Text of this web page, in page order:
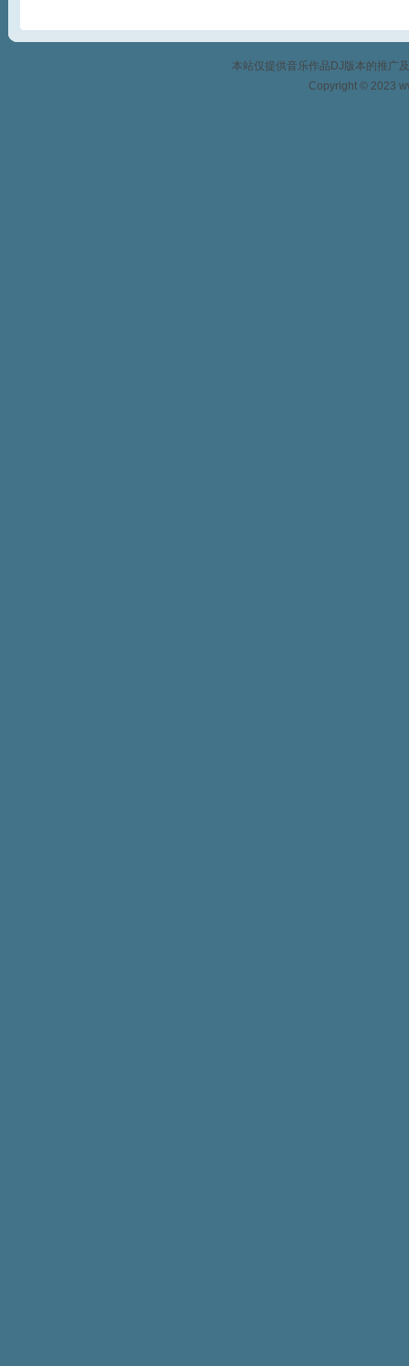
本站仅提供音乐作品DJ版本的推广
Copyright © 2023